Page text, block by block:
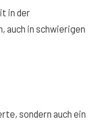
in der
auch in schwierigen
sondern auch ein